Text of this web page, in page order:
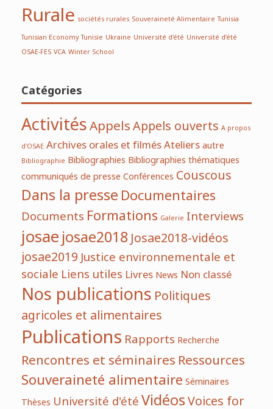
Rurale sociétés rurales Souveraineté Alimentaire Tunisia
Tunisian EconomyTunisie Ukraine Université d'été Université d’été
OSAE-FESVCAWinter School
Catégories
ActivitésAppelsAppels ouverts A propos
d'OSAEArchives orales et filmésAteliersautre
Bibliographie BibliographiesBibliographies thématiques
communiqués de presseConférencesCouscous
Dans la presseDocumentaires
DocumentsFormations Galerie Interviews
josaejosae2018Josae2018-vidéos
josae2019Justice environnementale et
socialeLiens utiles LivresNews Non classé
Nos publicationsPolitiques
agricoles et alimentaires
PublicationsRapportsRecherche
Rencontres et séminairesRessources
Souveraineté alimentaireSéminaires
Thèses Université d'étéVidéosVoices for